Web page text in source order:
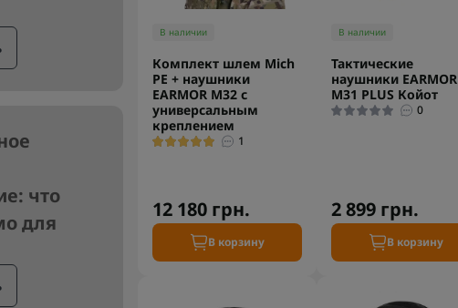
что
для
В наличии
Комплект шлем Mich
PE + наушники
EARMOR M32 с
универсальным
креплением
1
12 180 грн.
В корзину
В наличии
Тактические
наушники EARMOR
M31 PLUS Койот
0
2 899 грн.
В корзину